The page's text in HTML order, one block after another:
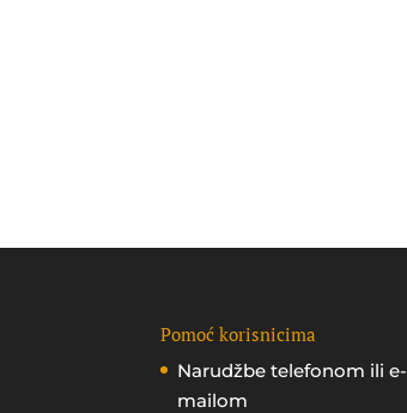
Pomoć korisnicima
Narudžbe telefonom ili e-
mailom